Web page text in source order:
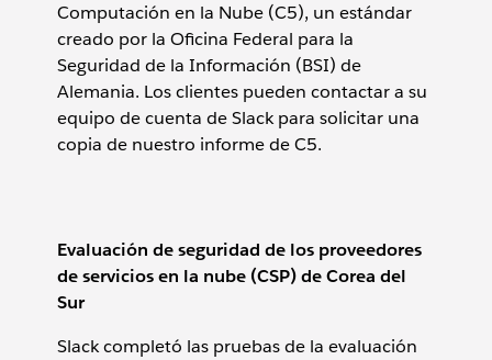
Computación en la Nube (C5), un estándar
creado por la Oficina Federal para la
Seguridad de la Información (BSI) de
Alemania. Los clientes pueden contactar a su
equipo de cuenta de Slack para solicitar una
copia de nuestro informe de C5.
Evaluación de seguridad de los proveedores
de servicios en la nube (CSP) de Corea del
Sur
Slack completó las pruebas de la evaluación